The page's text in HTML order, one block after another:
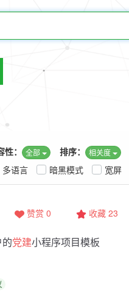
排序： 相关度
性： 全部
宽屏
暗黑模式
多语言
收藏 23
赞赏 0
党建小程序项目模板